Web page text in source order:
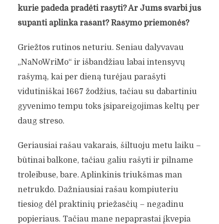
kurie padeda pradėti rašyti? Ar Jums svarbi jus
supanti aplinka rašant? Rašymo priemonės?
Griežtos rutinos neturiu. Seniau dalyvavau
„NaNoWriMo“ ir išbandžiau labai intensyvų
rašymą, kai per dieną turėjau parašyti
vidutiniškai 1667 žodžius, tačiau su dabartiniu
gyvenimo tempu toks įsipareigojimas keltų per
daug streso.
Geriausiai rašau vakarais, šiltuoju metu laiku –
būtinai balkone, tačiau galiu rašyti ir pilname
troleibuse, bare. Aplinkinis triukšmas man
netrukdo. Dažniausiai rašau kompiuteriu
tiesiog dėl praktinių priežasčių – negadinu
popieriaus. Tačiau mane nepaprastai įkvepia